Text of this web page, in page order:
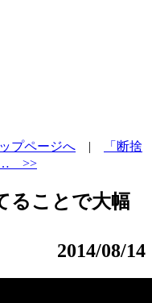
ップページへ |
「断捨
… >>
ることで大幅
2014/08/14